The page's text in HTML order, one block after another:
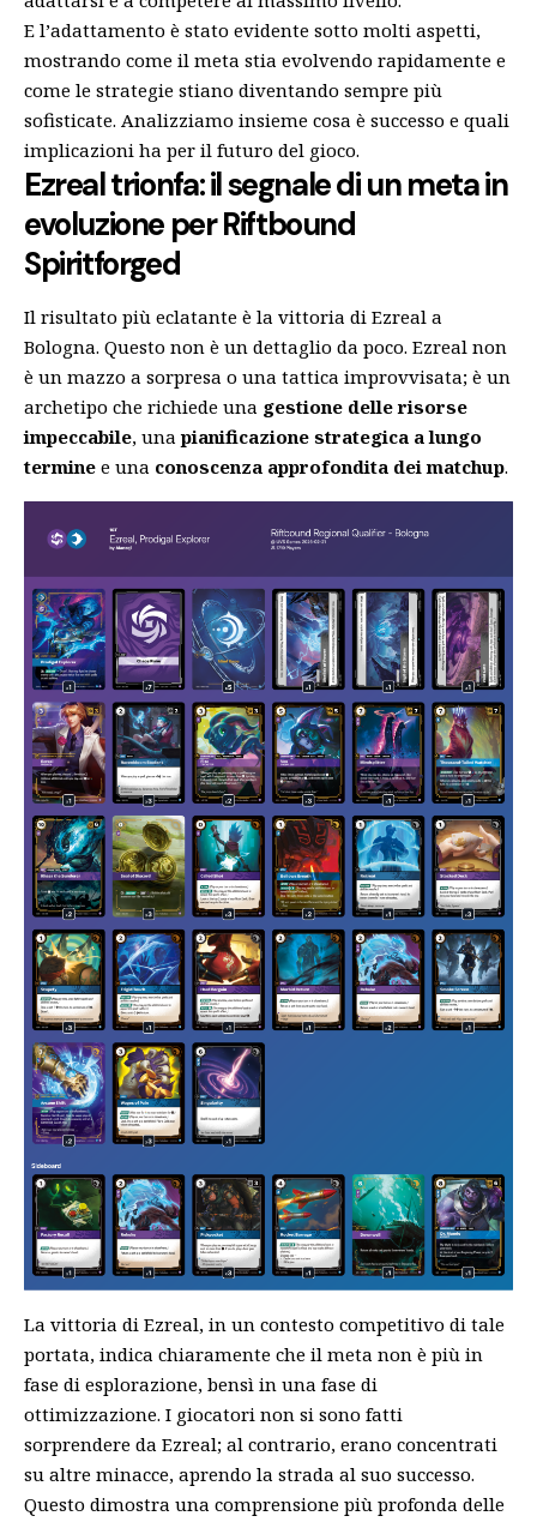
E l’adattamento è stato evidente sotto molti aspetti,
mostrando come il meta stia evolvendo rapidamente e
come le strategie stiano diventando sempre più
sofisticate. Analizziamo insieme cosa è successo e quali
implicazioni ha per il futuro del gioco.
Ezreal trionfa: il segnale di un meta in
evoluzione per Riftbound
Spiritforged
Il risultato più eclatante è la vittoria di Ezreal a
Bologna. Questo non è un dettaglio da poco. Ezreal non
è un mazzo a sorpresa o una tattica improvvisata; è un
archetipo che richiede una gestione delle risorse
impeccabile, unapianificazione strategica a lungo
termine e una conoscenza approfondita dei matchup.
La vittoria di Ezreal, in un contesto competitivo di tale
portata, indica chiaramente che il meta non è più in
fase di esplorazione, bensì in una fase di
ottimizzazione. I giocatori non si sono fatti
sorprendere da Ezreal; al contrario, erano concentrati
su altre minacce, aprendo la strada al suo successo.
Questo dimostra una comprensione più profonda delle